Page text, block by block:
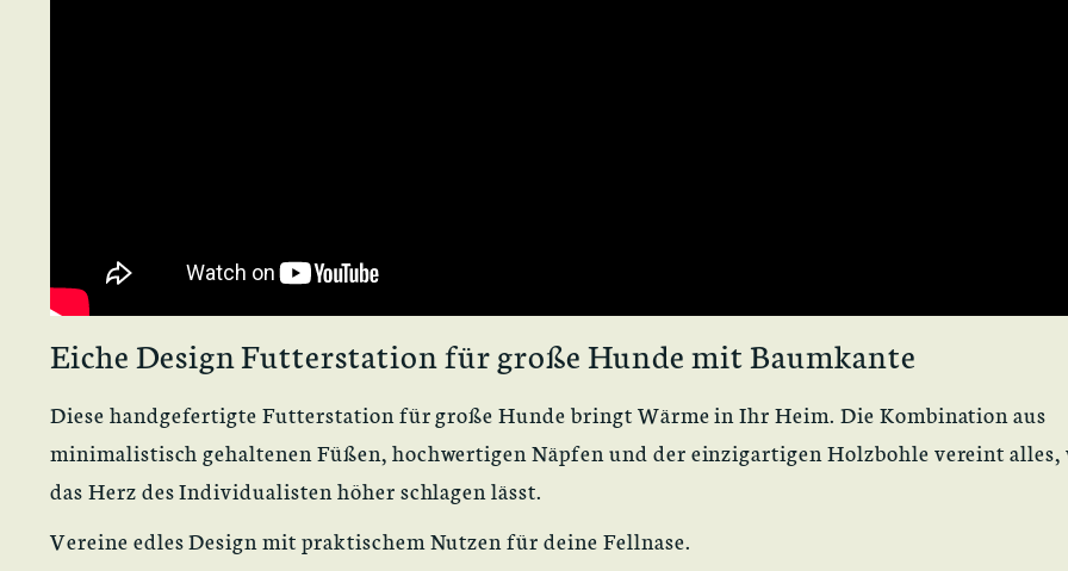
Eiche Design Futterstation für große Hunde mit Baumkante
Diese handgefertigte Futterstation für große Hunde bringt Wärme in Ihr Heim. Die Kombination aus
minimalistisch gehaltenen Füßen, hochwertigen Näpfen und der einzigartigen Holzbohle vereint alles,
das Herz des Individualisten höher schlagen lässt.
Vereine edles Design mit praktischem Nutzen für deine Fellnase.